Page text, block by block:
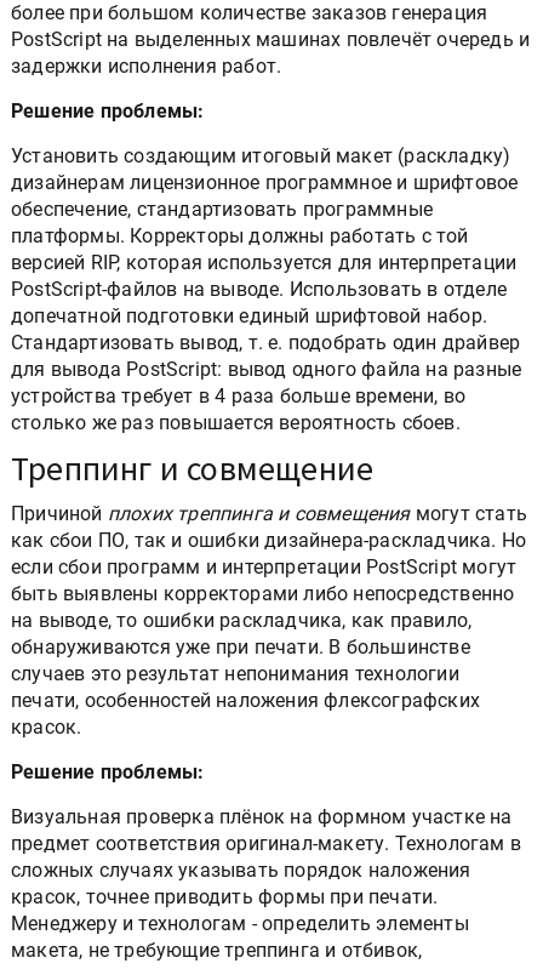
более при большом количестве заказов генерация
PostScript на выделенных машинах повлечёт очередь и
задержки исполнения работ.
Решение проблемы:
Установить создающим итоговый макет (раскладку)
дизайнерам лицензионное программное и шрифтовое
обеспечение, стандартизовать программные
платформы. Корректоры должны работать с той
версией RIP, которая используется для интерпретации
PostScript-файлов на выводе. Использовать в отделе
допечатной подготовки единый шрифтовой набор.
Стандартизовать вывод, т. е. подобрать один драйвер
для вывода PostScript: вывод одного файла на разные
устройства требует в 4 раза больше времени, во
столько же раз повышается вероятность сбоев.
Треппинг и совмещение
Причиной плохих треппинга и совмещениямогут стать
как сбои ПО, так и ошибки дизайнера-раскладчика. Но
если сбои программ и интерпретации PostScript могут
быть выявлены корректорами либо непосредственно
на выводе, то ошибки раскладчика, как правило,
обнаруживаются уже при печати. В большинстве
случаев это результат непонимания технологии
печати, особенностей наложения флексографских
красок.
Решение проблемы:
Визуальная проверка плёнок на формном участке на
предмет соответствия оригинал-макету. Технологам в
сложных случаях указывать порядок наложения
красок, точнее приводить формы при печати.
Менеджеру и технологам - определить элементы
макета, не требующие треппинга и отбивок,